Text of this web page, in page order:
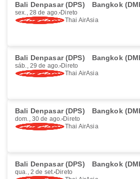
Bali Denpasar (DPS) Bangkok
sex., 28 de ago. Direto
Thai AirAsia
Bali Denpasar (DPS) Bangkok
sáb., 29 de ago. Direto
Thai AirAsia
Bali Denpasar (DPS) Bangkok
dom., 30 de ago. Direto
Thai AirAsia
Bali Denpasar (DPS) Bangkok
qua., 2 de set. Direto